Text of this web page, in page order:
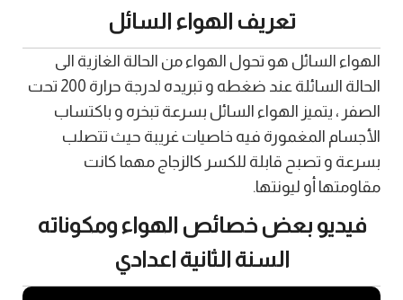
تعريف الهواء السائل
الهواء السائل هو تحول الهواء من الحالة الغازية الى
الحالة السائلة عند ضغطه و تبريده لدرجة حرارة 200 تحت
الصفر ، يتميز الهواء السائل بسرعة تبخره و باكتساب
الأجسام المغمورة فيه خاصيات غريبة حيث تتصلب
بسرعة و تصبح قابلة للكسر كالزجاج مهما كانت
مقاومتها أو ليونتها.
فيديو بعض خصائص الهواء ومكوناته
السنة الثانية اعدادي